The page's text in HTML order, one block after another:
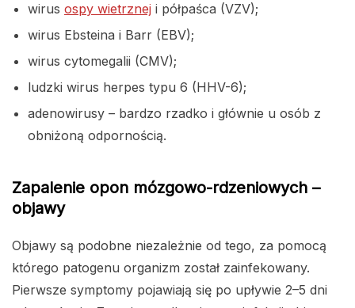
wirus ospy wietrznej i półpaśca (VZV);
wirus Ebsteina i Barr (EBV);
wirus cytomegalii (CMV);
ludzki wirus herpes typu 6 (HHV-6);
adenowirusy – bardzo rzadko i głównie u osób z
obniżoną odpornością.
Zapalenie opon mózgowo-rdzeniowych –
objawy
Objawy są podobne niezależnie od tego, za pomocą
którego patogenu organizm został zainfekowany.
Pierwsze symptomy pojawiają się po upływie 2–5 dni